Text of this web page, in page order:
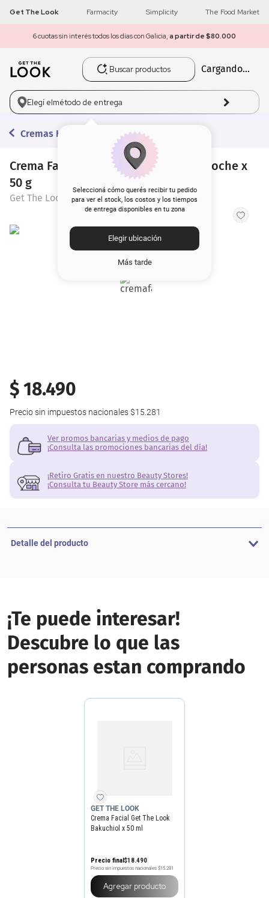
Get The Look Farmacity Simplicity The Food Market
Con tu compra de $80.000 o más¡Envío gratis a todo el país!
Buscar productos
Cargando...
Elegí elmétodo de entrega
Seleccioná cómo querés recibir tu pedido
para ver el stock, los costos y los tiempos
de entrega disponibles en tu zona
Elegir ubicación
Más tarde
Cremas Hidratantes
Crema Facial Get The Look Péptido Noche x
50 g
Get The Look
$18.490
Precio sin impuestos nacionales $15.281
Ver promos bancarias y medios de pago
¡Consulta las promociones bancarias del día!
¡Retiro Gratis en nuestro Beauty Stores!
¡Consulta tu Beauty Store más cercano!
Detalle del producto
¡Te puede interesar!
Descubre lo que las
personas estan comprando
GET THE LOOK
Crema Facial Get The Look
Bakuchiol x 50 ml
Precio final$18.490
Precio sin impuestos nacionales $15.281
Agregar producto
1 get the look
2 máscara pestañas
3.
5. corrector